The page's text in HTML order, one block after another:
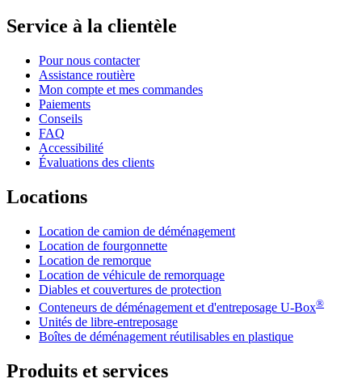
Service à la clientèle
Pour nous contacter
Assistance routière
Mon compte et mes commandes
Paiements
Conseils
FAQ
Accessibilité
Évaluations des clients
Locations
Location de camion de déménagement
Location de fourgonnette
Location de remorque
Location de véhicule de remorquage
Diables et couvertures de protection
Conteneurs de déménagement et d'entreposage U-Box®
Unités de libre-entreposage
Boîtes de déménagement réutilisables en plastique
Produits et services